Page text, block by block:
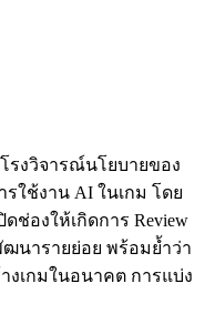
โรงวิจารณ์นโยบายของ
ใช้งาน AI ในเกม โดย
ช่องให้เกิดการ Review
นารายย่อย พร้อมย้ำว่า
งเกมในอนาคต การแบ่ง